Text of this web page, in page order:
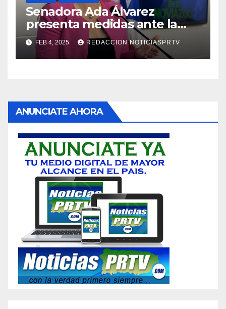
Senadora Ada Álvarez
presenta medidas ante la
violencia en el noviazgo
FEB 4, 2025 REDACCION NOTICIASPRTV
ANUNCIATE AHORA